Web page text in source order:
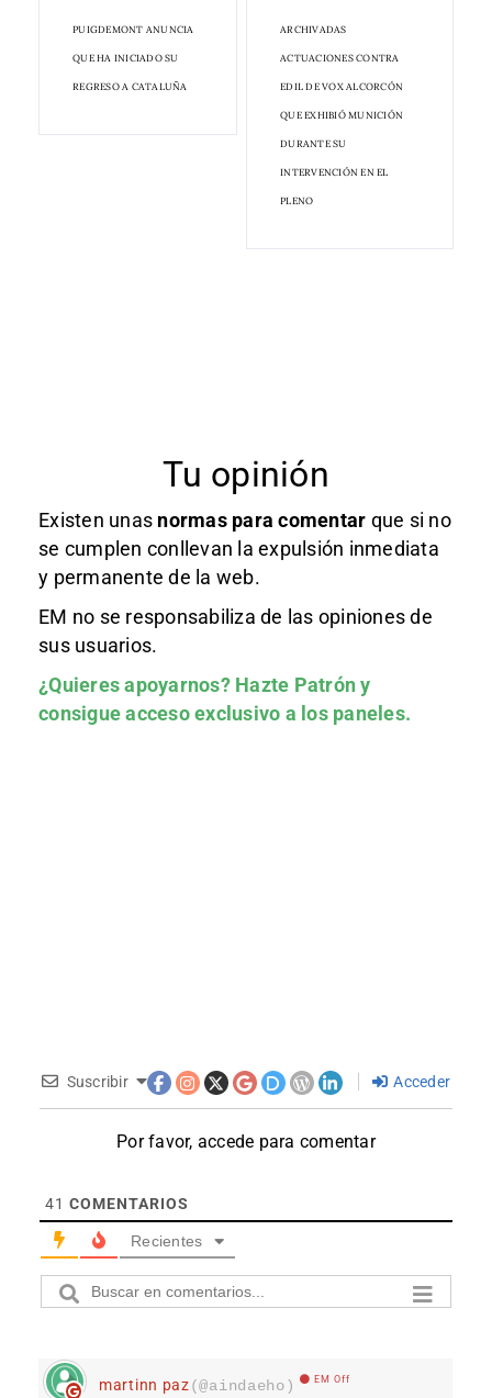
PUIGDEMONT ANUNCIA
QUE HA INICIADO SU
REGRESO A CATALUÑA
ARCHIVADAS
ACTUACIONES CONTRA
EDIL DE VOX ALCORCÓN
QUE EXHIBIÓ MUNICIÓN
DURANTE SU
INTERVENCIÓN EN EL
PLENO
Tu opinión
Existen unas normas para comentar que si no
se cumplen conllevan la expulsión inmediata
y permanente de la web.
EM no se responsabiliza de las opiniones de
sus usuarios.
¿Quieres apoyarnos? Hazte Patróny
consigue acceso exclusivo a los paneles.
Suscribir Acceder
Por favor, accede para comentar
41 COMENTARIOS
Recientes
martinn paz(@aindaeho) EM Off